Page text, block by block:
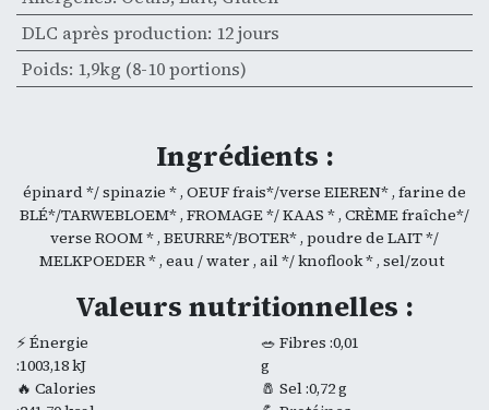
DLC après production: 12 jours
Poids: 1,9kg (8-10 portions)
Ingrédients :
épinard */ spinazie * , OEUF frais*/verse EIEREN* , farine de
BLÉ*/TARWEBLOEM* , FROMAGE */ KAAS * , CRÈME fraîche*/
verse ROOM * , BEURRE*/BOTER* , poudre de LAIT */
MELKPOEDER * , eau / water , ail */ knoflook * , sel/zout
Valeurs nutritionnelles :
⚡ Énergie
:1003,18 kJ
🔥 Calories
🥗 Fibres :0,01
g
🧂 Sel :0,72 g